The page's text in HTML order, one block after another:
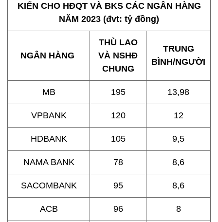
KIẾN CHO HĐQT VÀ BKS CÁC NGÂN HÀNG
NĂM 2023 (đvt: tỷ đồng)
NGÂN HÀNG
THÙ LAO
VÀ NSHĐ
CHUNG
TRUNG
BÌNH/NGƯỜI
MB 195 13,98
VPBANK 120 12
HDBANK 105 9,5
NAMA BANK 78 8,6
SACOMBANK 95 8,6
ACB 96 8